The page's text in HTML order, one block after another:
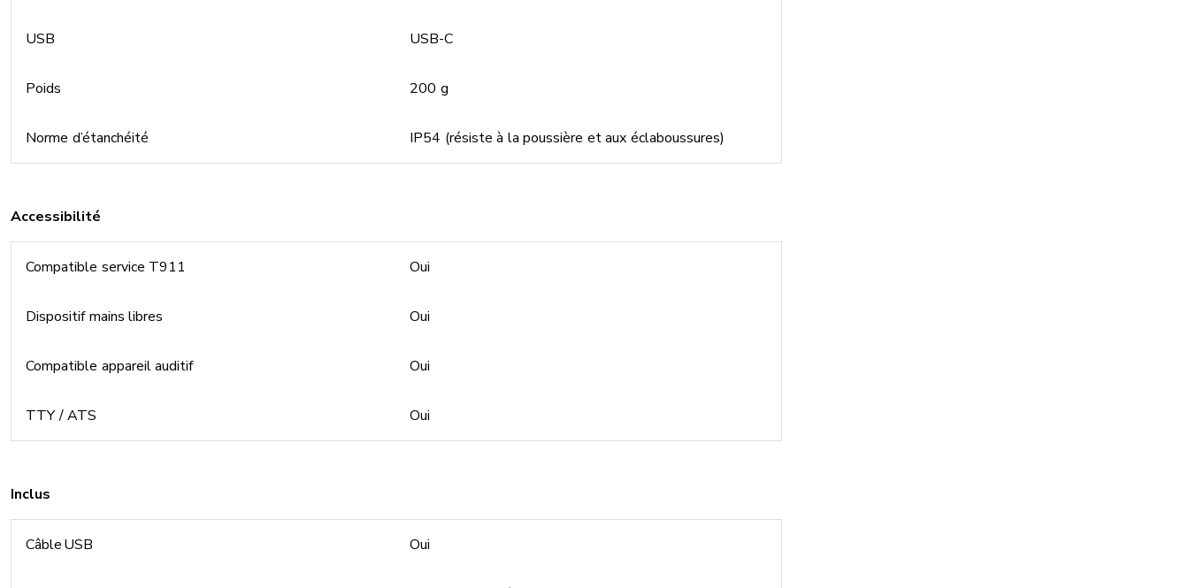
USB USB-C
Poids 200 g
Norme d’étanchéité IP54 (résiste à la poussière et aux éclaboussures)
Accessibilité
Compatible service T911 Oui
Dispositif mains libres Oui
Compatible appareil auditif Oui
TTY / ATS Oui
Inclus
Câble USB Oui